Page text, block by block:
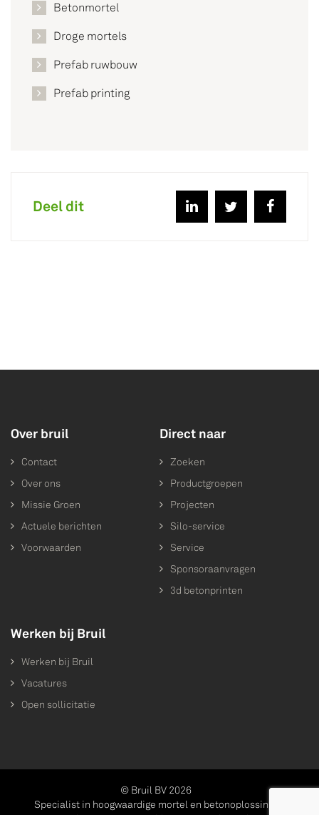
Betonmortel
Droge mortels
Prefab ruwbouw
Prefab printing
Deel dit
Over bruil
Contact
Over ons
Missie Groen
Actuele berichten
Voorwaarden
Direct naar
Zoeken
Productgroepen
Projecten
Silo-service
Service
Sponsoraanvragen
3d betonprinten
Werken bij Bruil
Werken bij Bruil
Vacatures
Open sollicitatie
© Bruil BV 2026
Specialist in hoogwaardige mortel en betonoplossingen